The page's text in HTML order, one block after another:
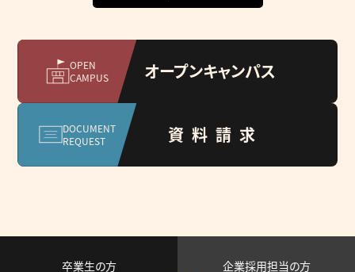
OPEN
CAMPUS
オープンキャンパス
DOCUMENT
REQUEST
資料請求
卒業生の方 企業採用担当の方